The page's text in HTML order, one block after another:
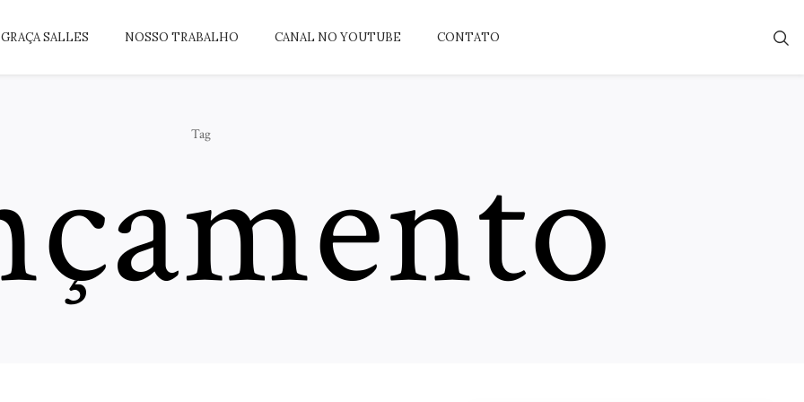
GRAÇA SALLES NOSSO TRABALHO CANAL NO YOUTUBE CONTATO
Tag